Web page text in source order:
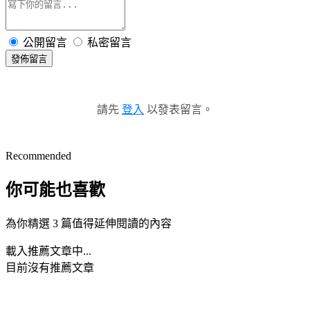
公開留言 私密留言
發佈留言
請先 登入 以發表留言。
Recommended
你可能也喜歡
為你精選 3 篇值得延伸閱讀的內容
載入推薦文章中...
目前沒有推薦文章